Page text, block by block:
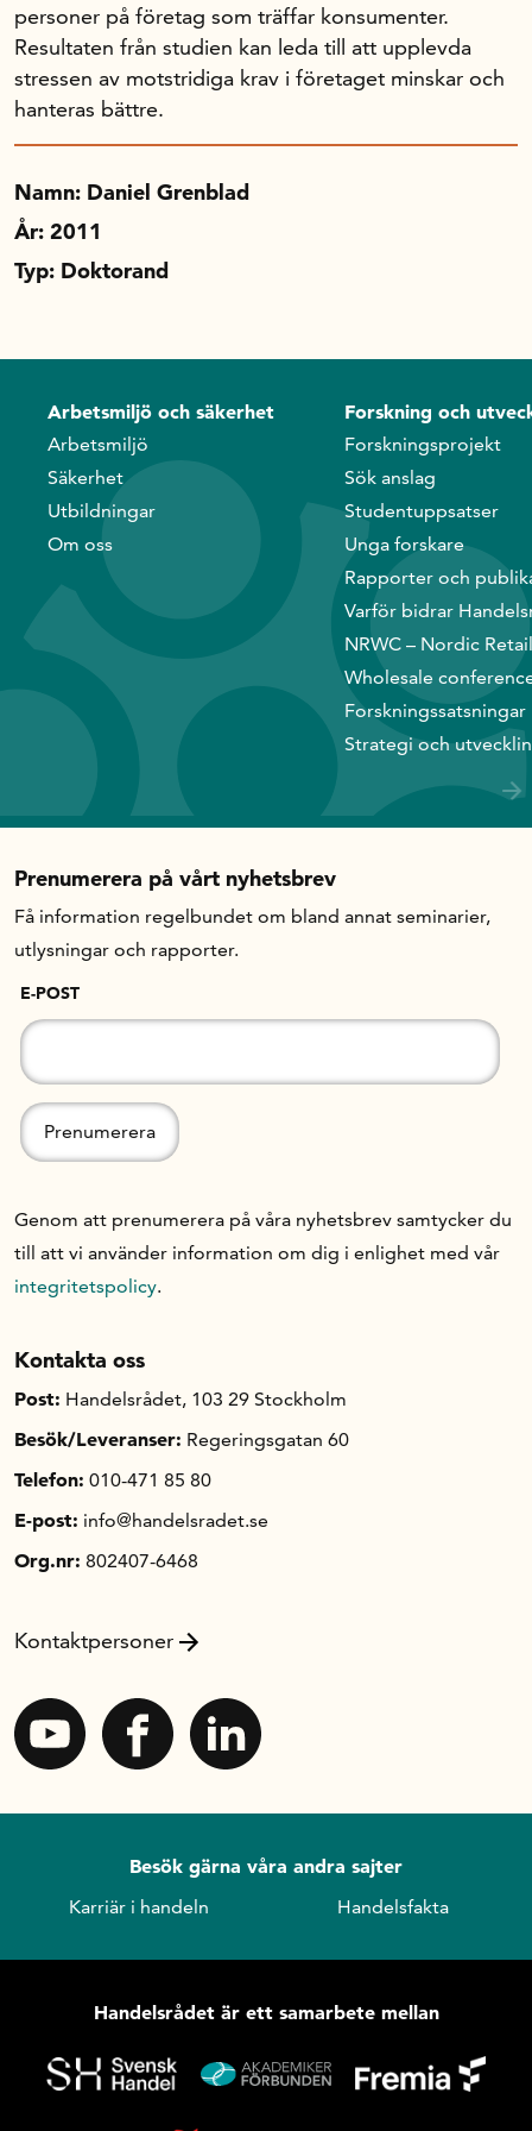
Handelsfakta.se
In English
personer på företag som träffar konsumenter.
Resultaten från studien kan leda till att upplevda
stressen av motstridiga krav i företaget minskar och
hanteras bättre.
Namn: Daniel Grenblad
År: 2011
Typ: Doktorand
Arbetsmiljö och säkerhet
Arbetsmiljö
Säkerhet
Utbildningar
Om oss
Forskning och
Forskningsprojekt
Sök anslag
Studentuppsatser
Unga forskare
Rapporter och
Varför bidrar
NRWC – Nordic
Wholesale
Forskningssatsningar
Strategi och
Prenumerera på vårt nyhetsbrev
Få information regelbundet om bland annat seminarier,
utlysningar och rapporter.
E-POST
Genom att prenumerera på våra nyhetsbrev samtycker du
till att vi använder information om dig i enlighet med vår
integritetspolicy.
Kontakta oss
Post: Handelsrådet, 103 29 Stockholm
Besök/Leveranser: Regeringsgatan 60
Telefon: 010-471 85 80
E-post: info@handelsradet.se
Org.nr: 802407-6468
Kontaktpersoner
Besök gärna våra andra sajter
Karriär i handeln Handelsfakta
Handelsrådet är ett samarbete mellan